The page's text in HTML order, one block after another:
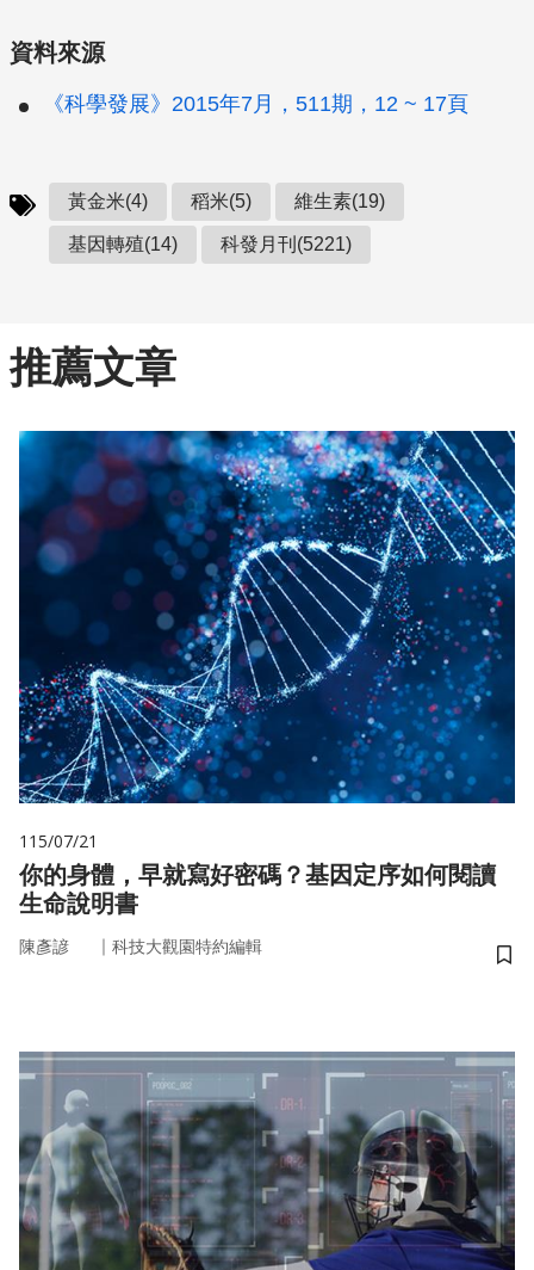
資料來源
《科學發展》2015年7月，511期，12 ~ 17頁
黃金米(4) 稻米(5) 維生素(19)
基因轉殖(14) 科發月刊(5221)
推薦文章
115/07/21
你的身體，早就寫好密碼？基因定序如何閱讀
生命說明書
陳彥諺 ｜ 科技大觀園特約編輯
儲